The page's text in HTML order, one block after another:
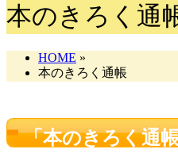
本のきろく通
HOME »
本のきろく通帳
「本のきろく通